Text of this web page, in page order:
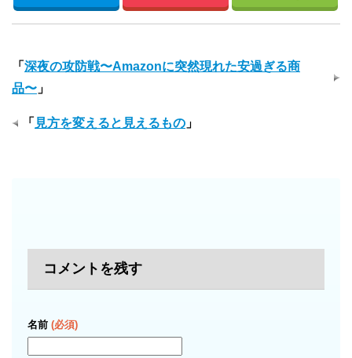
「 深夜の攻防戦〜Amazonに突然現れた安過ぎる商
品〜 」
「 見方を変えると見えるもの 」
コメントを残す
名前 (必須)